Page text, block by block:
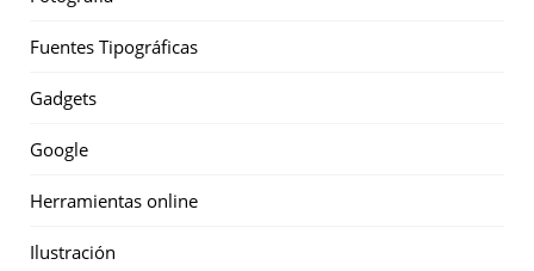
Fuentes Tipográficas
Gadgets
Google
Herramientas online
Ilustración